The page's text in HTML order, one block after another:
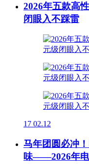
2026年五款高
闭眼入不踩雷
17 02.12
马年团圆必冲
味——2026年电